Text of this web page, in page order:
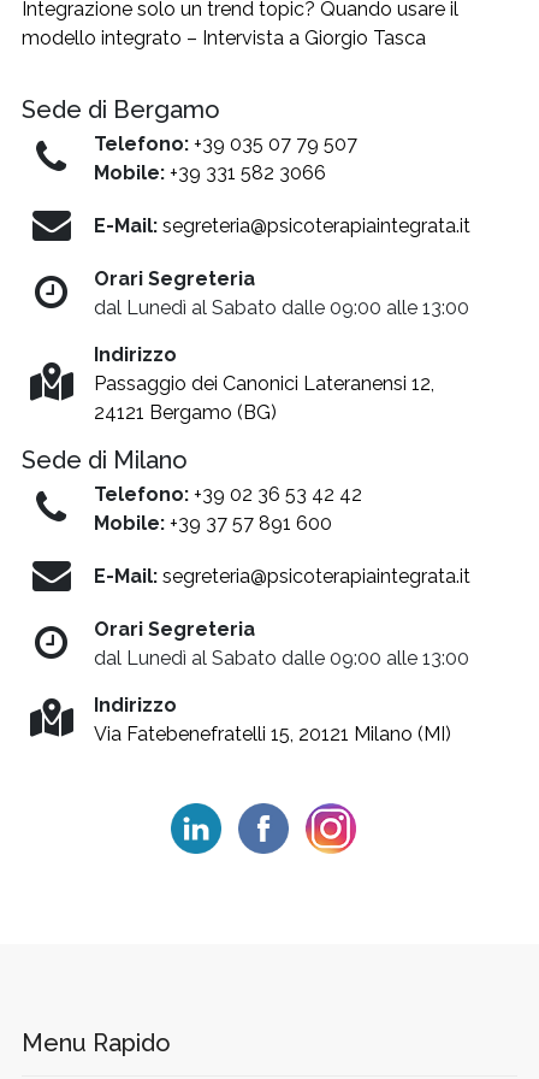
Integrazione solo un trend topic? Quando usare il
modello integrato – Intervista a Giorgio Tasca
Sede di Bergamo
Telefono: +39 035 07 79 507
Mobile: +39 331 582 3066
E-Mail: segreteria@psicoterapiaintegrata.it
Orari Segreteria
dal Lunedì al Sabato dalle 09:00 alle 13:00
Indirizzo
Passaggio dei Canonici Lateranensi 12,
24121 Bergamo (BG)
Sede di Milano
Telefono: +39 02 36 53 42 42
Mobile: +39 37 57 891 600
E-Mail: segreteria@psicoterapiaintegrata.it
Orari Segreteria
dal Lunedì al Sabato dalle 09:00 alle 13:00
Indirizzo
Via Fatebenefratelli 15, 20121 Milano (MI)
Menu Rapido